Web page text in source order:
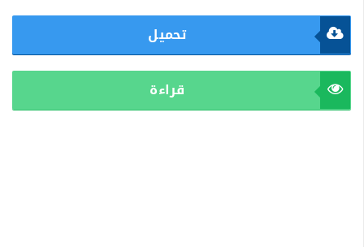
تحميل
قراءة